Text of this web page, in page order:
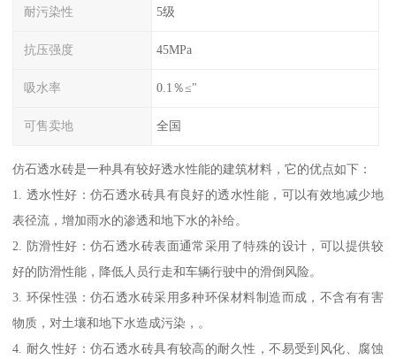
耐污染性 5级
抗压强度 45MPa
吸水率 0.1％≤"
可售卖地 全国
仿石透水砖是一种具有较好透水性能的建筑材料，它的优点如下：
1. 透水性好：仿石透水砖具有良好的透水性能，可以有效地减少地
表径流，增加雨水的渗透和地下水的补给。
2. 防滑性好：仿石透水砖表面通常采用了特殊的设计，可以提供较
好的防滑性能，降低人员行走和车辆行驶中的滑倒风险。
3. 环保性强：仿石透水砖采用多种环保材料制造而成，不含有有害
物质，对土壤和地下水造成污染，。
4. 耐久性好：仿石透水砖具有较高的耐久性，不易受到风化、腐蚀